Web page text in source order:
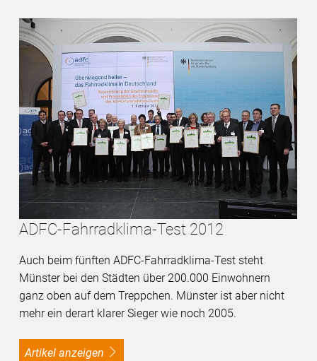
ADFC-Fahrradklima-Test 2012
Auch beim fünften ADFC-Fahrradklima-Test steht
Münster bei den Städten über 200.000 Einwohnern
ganz oben auf dem Treppchen. Münster ist aber nicht
mehr ein derart klarer Sieger wie noch 2005.
Artikel anzeigen